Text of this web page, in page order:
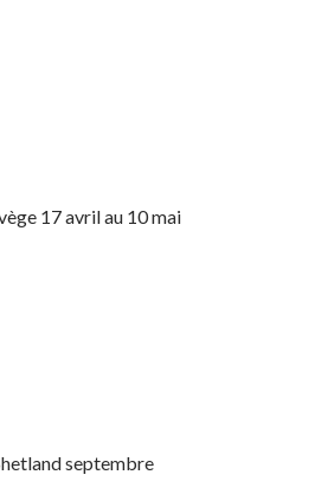
17 avril au 10 mai
septembre